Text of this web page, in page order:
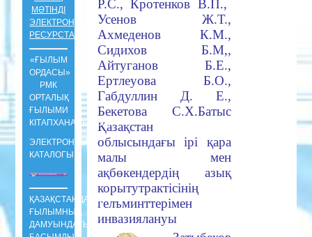
Р.С., Кротенков В.П.,
Усенов Ж.Т.,
Ахмеденов К.М.,
Сидихов Б.М,,
Айтуганов Б.Е.,
Ертлеуова Б.О.,
Габдуллин Д. Е.,
Бекетова С.X.Батыс
Қазақстан
облысындағы ipi қара
малы мен
ақбөкендердің азық
корытутрактісінің
гелъминттерімен
инвазиялануы
МӘТІНДІ
ЭЛЕКТРОНДЫҚ
РЕСУРСТАРЫ
«ҒЫЛЫМ
ОРДАСЫ»
РМК
ОРТАЛЫҚ
ҒЫЛЫМИ
КIТАПХАНАСЫНЫҢ
ЭЛЕКТРОНДЫ
КАТАЛОГЫ
ҚАЗАҚСТАНДАҒЫ
ҒЫЛЫМНЫҢ
ДАМУЫНДАҒЫ